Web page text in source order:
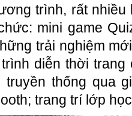
trình, rất
mini game
trải nghiệm
diễn thời
thống qua
trang trí lớp